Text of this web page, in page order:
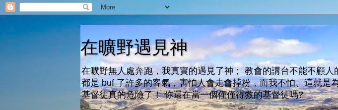
在曠野遇見神
在曠野無人處奔跑，我真實的遇見了神； 教會的講台不能不顧
都是 buf 了許多的客氣，害怕人會走會掉粉，而我不怕、這就
基督徒真的危險了！ 你還在當一個僅僅得救的基督徒嗎?